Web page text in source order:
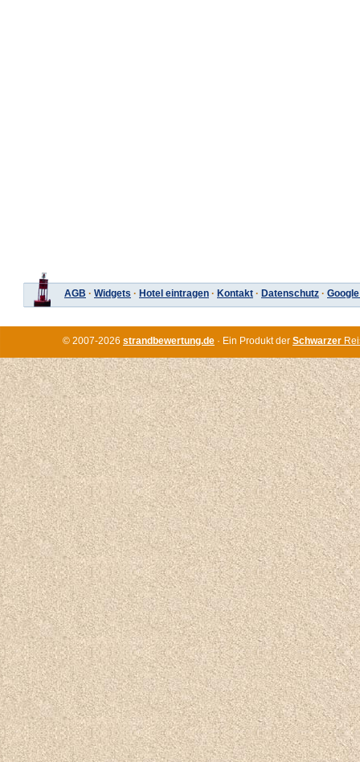
AGB · Widgets · Hotel eintragen · Kontakt · Datenschutz ·
© 2007-2026 strandbewertung.de · Ein Produkt der Schwarzer